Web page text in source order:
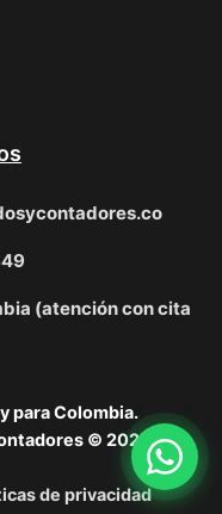
(atención con cita
para Colombia.
© 2026
de privacidad